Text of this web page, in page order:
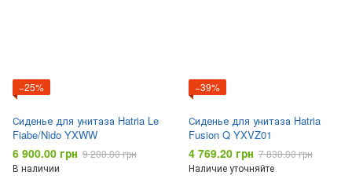
−25%
Сиденье для унитаза Hatria Le
Fiabe/Nido YXWW
6 900.00 грн 9 200.00 грн
В наличии
−39%
Сиденье для унитаза Hatria
Fusion Q YXVZ01
4 769.20 грн 7 830.00 грн
Наличие уточняйте